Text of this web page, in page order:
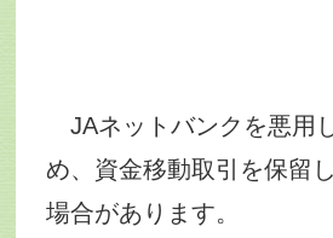
JAネットバンクを悪用
め、資金移動取引を保留
場合があります。